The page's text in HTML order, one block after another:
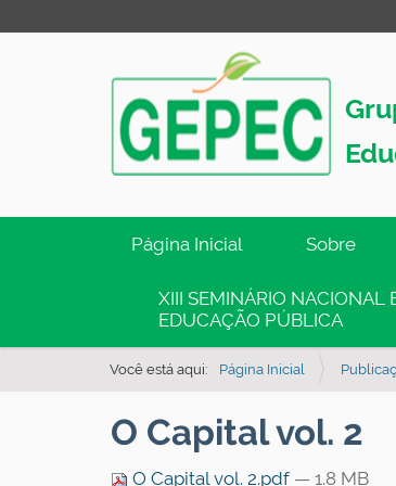
g
Página Inicial Sobre
XIII SEMINÁRIO NACIONAL
EDUCAÇÃO PÚBLICA
Você está aqui: Página Inicial
O Capital vol. 2
O Capital vol. 2.pdf — 1.8 MB